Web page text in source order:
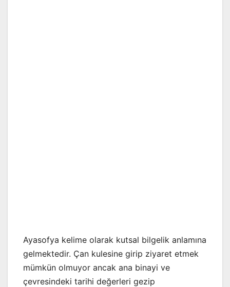
Ayasofya kelime olarak kutsal bilgelik anlamına
gelmektedir. Çan kulesine girip ziyaret etmek
mümkün olmuyor ancak ana binayi ve
çevresindeki tarihi değerleri gezip